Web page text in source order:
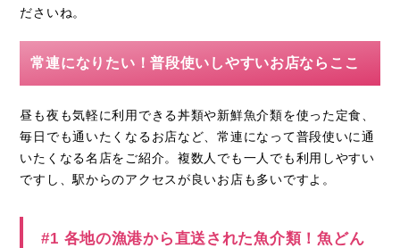
ださいね。
常連になりたい！普段使いしやすいお店ならここ
昼も夜も気軽に利用できる丼類や新鮮魚介類を使った定食、
毎日でも通いたくなるお店など、常連になって普段使いに通
いたくなる名店をご紹介。複数人でも一人でも利用しやすい
ですし、駅からのアクセスが良いお店も多いですよ。
#1 各地の漁港から直送された魚介類！魚どん